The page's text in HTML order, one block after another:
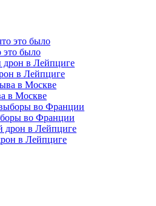
это было
в Лейпциге
в Москве
во Франции
в Лейпциге